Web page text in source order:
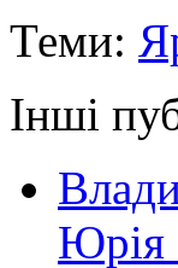
Теми:
Інші
Юрія